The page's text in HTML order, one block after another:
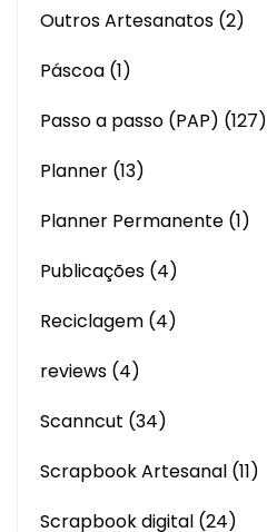
Outros Artesanatos (2)
Páscoa (1)
Passo a passo (PAP) (127)
Planner (13)
Planner Permanente (1)
Publicações (4)
Reciclagem (4)
reviews (4)
Scanncut (34)
Scrapbook Artesanal (11)
Scrapbook digital (24)